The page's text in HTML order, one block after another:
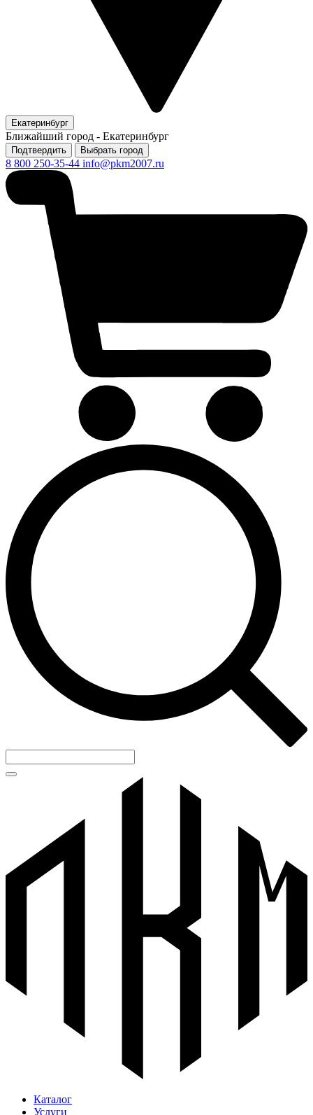
Екатеринбург
Ближайший город - Екатеринбург
Подтвердить Выбрать город
8 800 250-35-44 info@pkm2007.ru
Каталог
Услуги